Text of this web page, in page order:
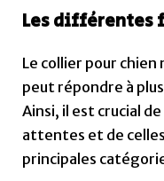
Les différentes
Le collier pour chien
peut répondre à
Ainsi, il est crucial
attentes et de
principales